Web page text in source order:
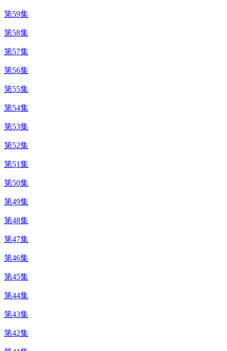
第59集
第58集
第57集
第56集
第55集
第54集
第53集
第52集
第51集
第50集
第49集
第48集
第47集
第46集
第45集
第44集
第43集
第42集